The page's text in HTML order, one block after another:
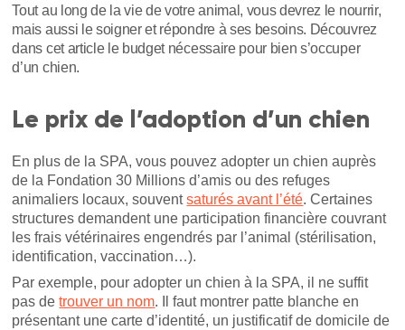
Tout au long de la vie de votre animal, vous devrez le nourrir,
mais aussi le soigner et répondre à ses besoins. Découvrez
dans cet article le budget nécessaire pour bien s’occuper
d’un chien.
Le prix de l’adoption d’un chien
En plus de la SPA, vous pouvez adopter un chien auprès
de la Fondation 30 Millions d’amis ou des refuges
animaliers locaux, souventsaturés avant l’été. Certaines
structures demandent une participation financière couvrant
les frais vétérinaires engendrés par l’animal (stérilisation,
identification, vaccination…).
Par exemple, pour adopter un chien à la SPA, il ne suffit
pas detrouver un nom. Il faut montrer patte blanche en
présentant une carte d’identité, un justificatif de domicile de